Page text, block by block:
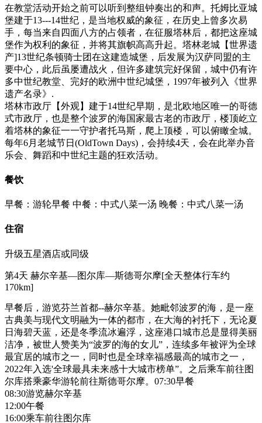
在教堂活动开始之前可以听到整组钟奏出的和声。托姆比亚城
堡建于13---14世纪，是当地权威的象征，在历史上曾多次易
手，每当来自四面八方的占领者，在征服塔林后，都把这座城
堡作为权利的象征，并将其旗帜高高升起。塔林老城【世界遗
产]13世纪条顿骑士团在这建造城堡，后发展为汉萨同盟的主
要中心，此后虽屡遭战火，但许多建筑完好保留，城中仍有许
多中世纪教堂、完好的欧洲中世纪城堡，1997年被列入《世界
遗产名录》.
塔林市政厅【外观】建于14世纪早期，是北欧地区唯一的哥德
式市政厅，也是整个波罗的海国家最古老的市政厅，楼顶屹立
着塔林的象征一一守护者托马斯，爬上顶楼，可以俯瞰全城。
每年6月老城节日(OldTown Days)，会持续4天，会在此举办音
乐会、舞蹈和中世纪主题的狂欢活动。
餐饮
早餐：游轮早餐 中餐：中式八菜一汤 晚餐：中式八菜一汤
住宿
升级五星酒店或同级
第4天 赫尔辛基—图尔库—斯德哥尔摩[全天整体行车约
170km]
早餐后，游览芬兰首都--赫尔辛基。她毗邻波罗的海，是一座
古典美与现代文明融为一体的都市，在大海的衬托下，无论夏
日海碧天蓝，还是冬季流冰遍浮，这座港口城市总是显得美丽
洁净，被世人赞美为“波罗的海的女儿”，连续多年被评为全球
最宜居的城市之一，同时也是全球幸福感最高的城市之一，
2022年入选'全球最具未来感十大城市榜单”。之后乘车前往图
尔库搭乘豪华游轮前往斯德哥尔摩。07:30早餐
08:30游览赫尔辛基
12:00午餐
16:00乘车前往图尔库